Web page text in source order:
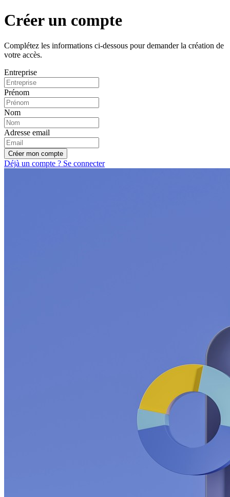
Créer un compte
Complétez les informations ci-dessous pour demander la création de
votre accès.
Entreprise
Prénom
Nom
Adresse email
Créer mon compte
Déjà un compte ? Se connecter